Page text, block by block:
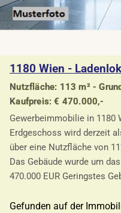
1180 Wien -
Nutzfläche: 113 m² -
Kaufpreis: € 470.000,-
Gewerbeimmobilie in 1180
Erdgeschoss wird derzeit
über eine Nutzfläche von
Das Gebäude wurde um
470.000 EUR Geringstes
Gefunden auf der